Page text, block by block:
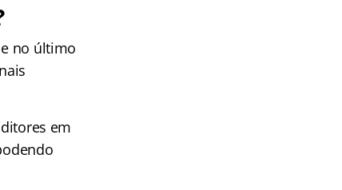
no último
em